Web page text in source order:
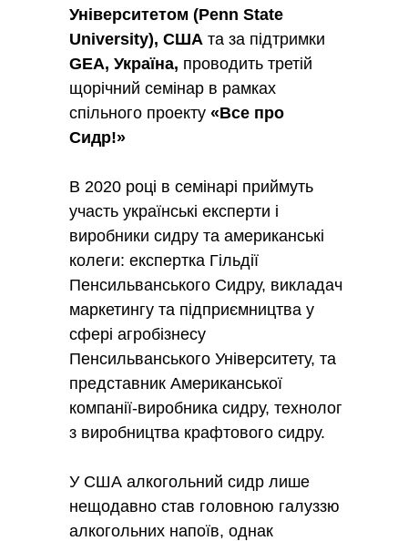
Університетом (Penn State
University), США та за підтримки
GEA, Україна, проводить третій
щорічний семінар в рамках
спільного проекту «Все про
Сидр!»
В 2020 році в семінарі приймуть
участь українські експерти і
виробники сидру та американські
колеги: експертка Гільдії
Пенсильванського Сидру, викладач
маркетингу та підприємництва у
сфері агробізнесу
Пенсильванського Університету, та
представник Американської
компанії-виробника сидру, технолог
з виробництва крафтового сидру.
У США алкогольний сидр лише
нещодавно став головною галуззю
алкогольних напоїв, однак